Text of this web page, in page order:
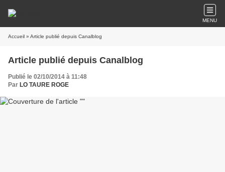
MENU
Accueil » Article publié depuis Canalblog
Article publié depuis Canalblog
Publié le 02/10/2014 à 11:48
Par LO TAURE ROGE